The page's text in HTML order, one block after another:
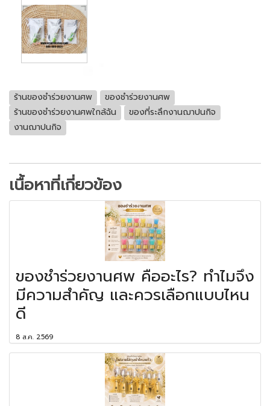
ร้านของชำร่วยงานศพ
ของชำร่วยงานศพ
ร้านของชำร่วยงานศพใกล้ฉัน
ของที่ระลึกงานฌาปนกิจ
งานฌาปนกิจ
เนื้อหาที่เกี่ยวข้อง
ของชำร่วยงานศพ คืออะไร? ทำไมจึง
มีความสำคัญ และควรเลือกแบบไหน
ดี
8 ส.ค. 2569